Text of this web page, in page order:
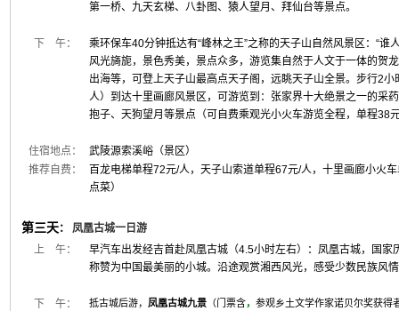
第一桥、九天玄梯、八卦图、猿人望月、拜仙台等景点。
下 午：
乘环保车40分钟抵达有“峰林之王”之称的天子山自然风景区：“谁
风光旖旎，景色秀美，景点众多，游览集自然于人文于一体的贺
出海等，可登上天子山最高点天子阁，远眺天子山全景。步行2
人）到达十里画廊风景区，可游览到：张家界十大绝景之一的采
抱子、天狗望月等景点（可自费乘观光小火车游览全程，单程38
住宿地点：
武陵源索溪峪（景区）
推荐自费：
百龙电梯单程72元/人，天子山索道单程67元/人，十里画廊小火
点菜）
第三天：
凤凰古城一日游
上 午：
早汽车出发经吉首赴凤凰古城（4.5小时左右）：凤凰古城，国
称赞为中国最美丽的小城。沿途观赏湘西风光，感受少数民族风
下 午： 抵古城后游， 凤凰古城九景 （门票含， 参观乡土文学作家诺贝尔奖获得